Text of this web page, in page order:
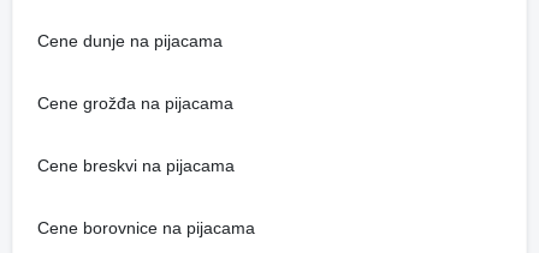
Cene dunje na pijacama
Cene grožđa na pijacama
Cene breskvi na pijacama
Cene borovnice na pijacama